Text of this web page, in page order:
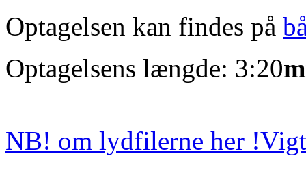
Optagelsen kan findes på
Optagelsens længde: 3:20
NB! om lydfilerne her !